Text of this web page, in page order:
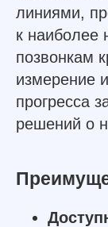
линиями,
к наиболее
позвонкам
измерение
прогресса
решений о